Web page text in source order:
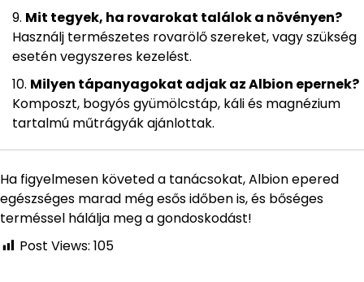
Mit tegyek, ha rovarokat találok a növényen?
Használj természetes rovarölő szereket, vagy szükség
esetén vegyszeres kezelést.
Milyen tápanyagokat adjak az Albion epernek?
Komposzt, bogyós gyümölcstáp, káli és magnézium
tartalmú műtrágyák ajánlottak.
Ha figyelmesen követed a tanácsokat, Albion epered
egészséges marad még esős időben is, és bőséges
terméssel hálálja meg a gondoskodást!
Post Views: 105